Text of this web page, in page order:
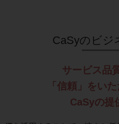
CaSyのビジ
サービス品
「信頼」をい
CaSyの提